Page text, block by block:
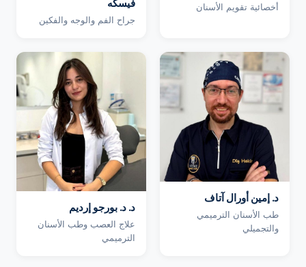
أخصائية تقويم الأسنان فيسكه
جراح الفم والوجه والفكين
د. إمين أورال آتاف
طب الأسنان الترميمي
والتجميلي
د. د. بورجو إرديم
علاج العصب وطب الأسنان
الترميمي